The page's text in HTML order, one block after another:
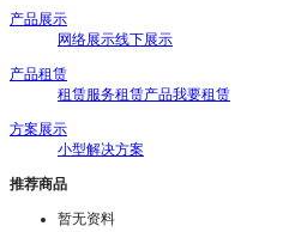
产品展示
网络展示线下展示
产品租赁
租赁服务租赁产品我要租赁
方案展示
小型解决方案
推荐商品
暂无资料